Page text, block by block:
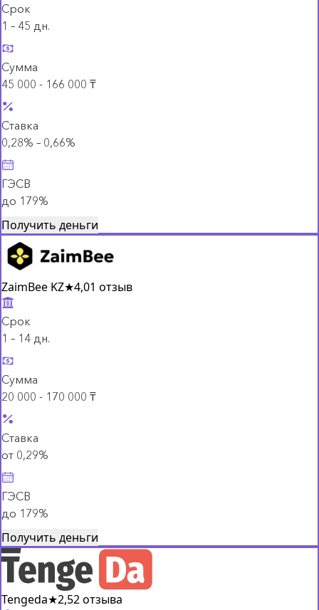
Срок
1 – 45 дн.
Сумма
45 000 - 166 000 ₸
Ставка
0,28% – 0,66%
ГЭСВ
до 179%
Получить деньги
ZaimBee KZ★4,01 отзыв
Срок
1 – 14 дн.
Сумма
20 000 - 170 000 ₸
Ставка
от 0,29%
ГЭСВ
до 179%
Получить деньги
Tengeda★2,52 отзыва